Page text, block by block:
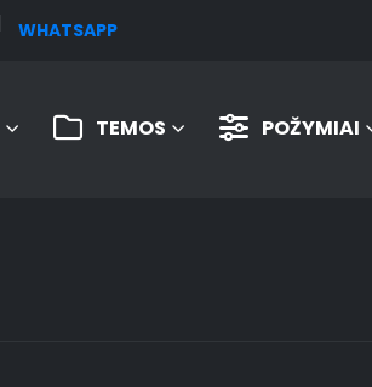
WHATSAPP
TEMOS POŽYMIAI